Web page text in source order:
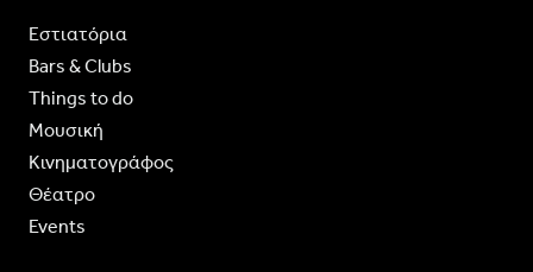
Εστιατόρια
Bars & Clubs
Things to do
Moυσική
Κινηματογράφος
Θέατρο
Events